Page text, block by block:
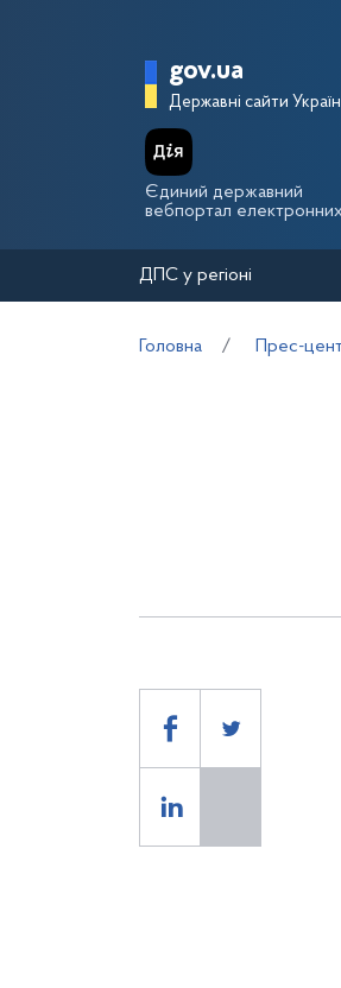
Головна
gov.ua
Державні сайти
Єдиний державний
вебпортал
ДПС у регіоні
Головна Прес-